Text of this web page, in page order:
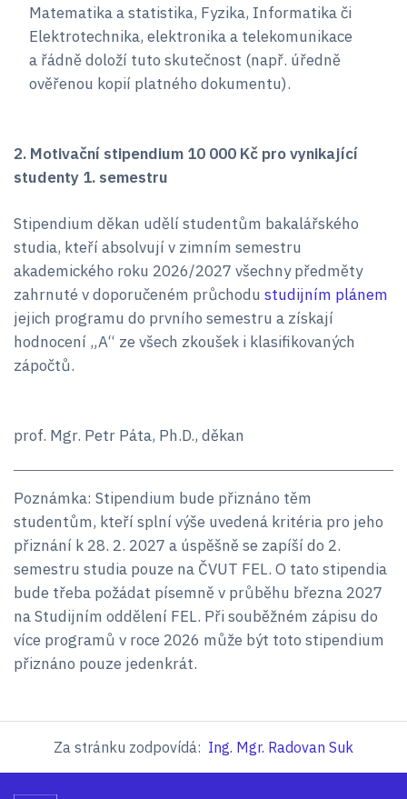
Matematika a statistika, Fyzika, Informatika či
Elektrotechnika, elektronika a telekomunikace
a řádně doloží tuto skutečnost (např. úředně
ověřenou kopií platného dokumentu).
2. Motivační stipendium 10 000 Kč pro vynikající
studenty 1. semestru
Stipendium děkan udělí studentům bakalářského
studia, kteří absolvují v zimním semestru
akademického roku 2026/2027 všechny předměty
zahrnuté v doporučeném průchodu studijním plánem
jejich programu do prvního semestru a získají
hodnocení „A“ ze všech zkoušek i klasifikovaných
zápočtů.
prof. Mgr. Petr Páta, Ph.D., děkan
Poznámka: Stipendium bude přiznáno těm
studentům, kteří splní výše uvedená kritéria pro jeho
přiznání k 28. 2. 2027 a úspěšně se zapíší do 2.
semestru studia pouze na ČVUT FEL. O tato stipendia
bude třeba požádat písemně v průběhu března 2027
na Studijním oddělení FEL. Při souběžném zápisu do
více programů v roce 2026 může být toto stipendium
přiznáno pouze jedenkrát.
Za stránku zodpovídá: Ing. Mgr. Radovan Suk